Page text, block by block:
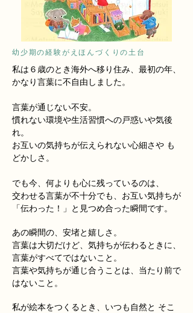
​幼少期の経験がえほんづくりの土台
私は６歳のとき海外へ移り住み、最初の年、
かなり言葉に不自由しました。
言葉が通じない不安。
​慣れない環境や生活習慣への戸惑いや気後
れ。
お互いの気持ちが伝えられない心細さや も
どかしさ。
でも今、何よりも心に残っているのは、
交わせる言葉が不十分でも、お互い気持ちが
「伝わった！」と見つめ合った瞬間です。
​​​あの瞬間の、安堵と嬉しさ。
言葉は大切だけど、気持ちが伝わるときに、
言葉がすべてではないこと。
​言葉や気持ちが通じ合うことは、当たり前で
はないこと。
​私が絵本をつくるとき、いつも自然と そこ